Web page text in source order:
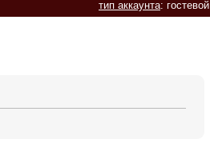
тип аккаунта: гостевой